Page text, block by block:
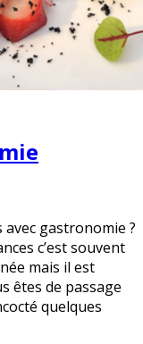
gastronomie ?
c’est souvent
mais il est
êtes de passage
quelques